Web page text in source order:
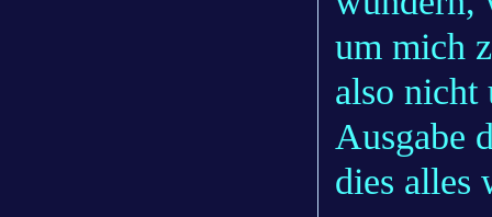
um mich
also nicht
Ausgabe
dies alles